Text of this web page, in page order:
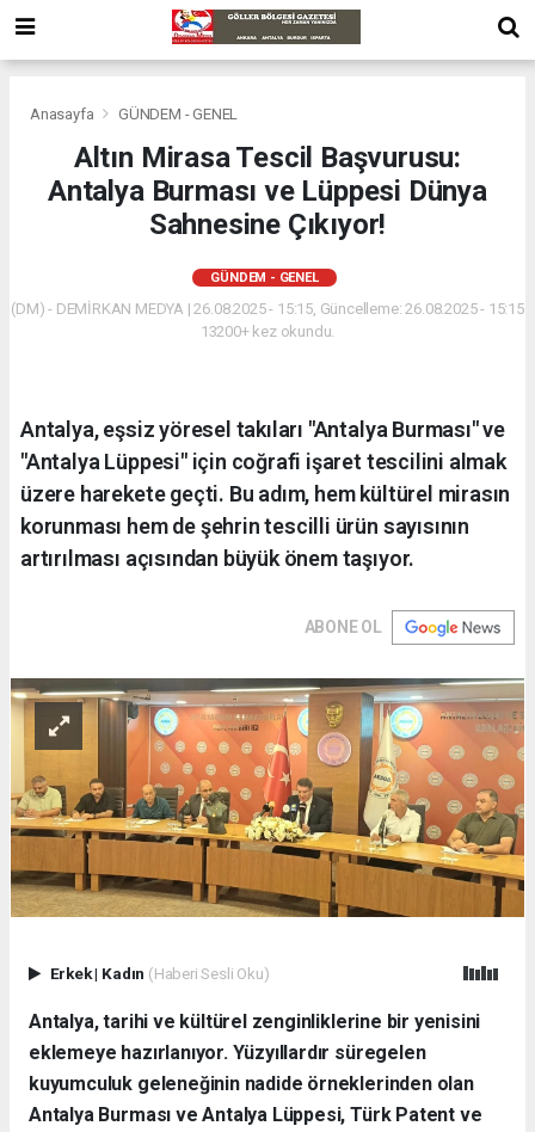
Anasayfa GÜNDEM - GENEL
Altın Mirasa Tescil Başvurusu:
Antalya Burması ve Lüppesi Dünya
Sahnesine Çıkıyor!
GÜNDEM - GENEL
(DM) - DEMİRKAN MEDYA | 26.08.2025 - 15:15, Güncelleme: 26.08.2025 - 15:15
13200+ kez okundu.
Antalya, eşsiz yöresel takıları "Antalya Burması" ve
"Antalya Lüppesi" için coğrafi işaret tescilini almak
üzere harekete geçti. Bu adım, hem kültürel mirasın
korunması hem de şehrin tescilli ürün sayısının
artırılması açısından büyük önem taşıyor.
ABONE OL
Erkek| Kadın (Haberi Sesli Oku)
Antalya, tarihi ve kültürel zenginliklerine bir yenisini
eklemeye hazırlanıyor. Yüzyıllardır süregelen
kuyumculuk geleneğinin nadide örneklerinden olan
Antalya Burması veAntalya Lüppesi, Türk Patent ve